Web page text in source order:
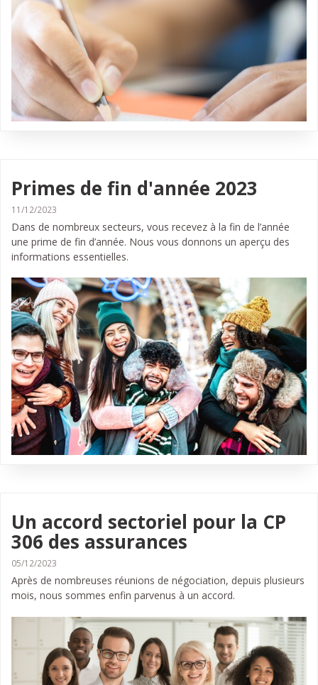
Primes de fin d'année 2023
11/12/2023
Dans de nombreux secteurs, vous recevez à la fin de l’année
une prime de fin d’année. Nous vous donnons un aperçu des
informations essentielles.
Un accord sectoriel pour la CP
306 des assurances
05/12/2023
Après de nombreuses réunions de négociation, depuis plusieurs
mois, nous sommes enfin parvenus à un accord.